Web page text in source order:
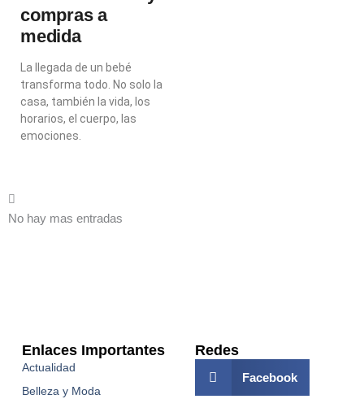
compras a
medida
La llegada de un bebé
transforma todo. No solo la
casa, también la vida, los
horarios, el cuerpo, las
emociones.
No hay mas entradas
Enlaces Importantes
Actualidad
Belleza y Moda
Redes
Facebook